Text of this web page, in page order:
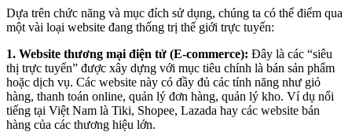
Dựa trên chức năng và mục đích sử dụng, chúng ta có thể điểm qua
một vài loại website đang thống trị thế giới trực tuyến:
1. Website thương mại điện tử (E-commerce): Đây là các “siêu
thị trực tuyến” được xây dựng với mục tiêu chính là bán sản phẩm
hoặc dịch vụ. Các website này có đầy đủ các tính năng như giỏ
hàng, thanh toán online, quản lý đơn hàng, quản lý kho. Ví dụ nổi
tiếng tại Việt Nam là Tiki, Shopee, Lazada hay các website bán
hàng của các thương hiệu lớn.